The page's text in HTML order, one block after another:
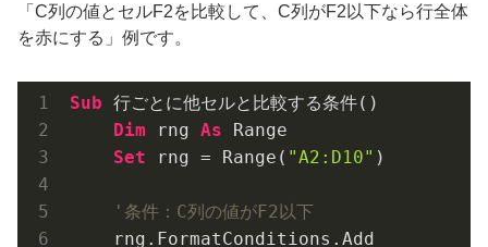
「C列の値とセルF2を比較して、C列がF2以下なら行全体
を赤にする」例です。
Sub 行ごとに他セルと比較する条件()
Dim rng As Range
Set rng = Range( "A2:D10" )
'条件：C列の値がF2以下
    rng.FormatConditions.Add _